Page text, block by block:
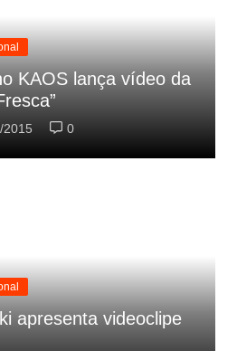
KAOS lança vídeo da
2015 0
apresenta videoclipe